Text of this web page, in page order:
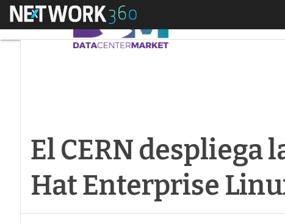
Menú
El CERN despliega
Hat Enterprise